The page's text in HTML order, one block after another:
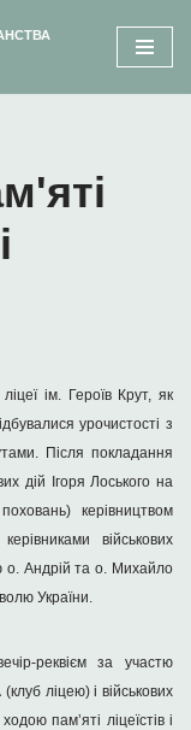
ім. Героїв Крут, як
урочистості з
Після покладання
дій Ігоря Лоського на
керівництвом
військових
о. Андрій та о. Михайло
України.
реквієм за участю
ліцею) і військових
пам’яті ліцеїстів і